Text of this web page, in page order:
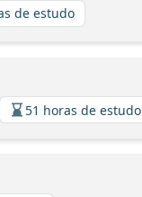
de estudo
51 horas de estudo